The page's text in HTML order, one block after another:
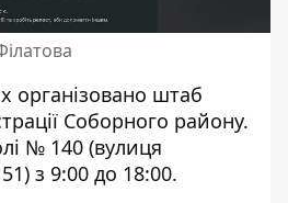
організовано штаб
Соборного району.
№ 140 (вулиця
з 9:00 до 18:00.